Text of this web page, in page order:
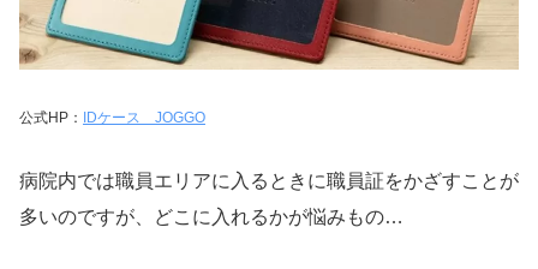
公式HP： IDケース JOGGO
病院内では職員エリアに入るときに職員証をかざすことが
多いのですが、どこに入れるかが悩みもの…